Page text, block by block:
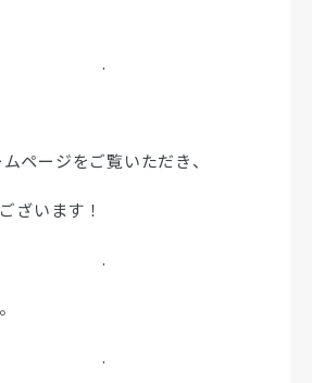
ページをご覧いただき、
ざいます！